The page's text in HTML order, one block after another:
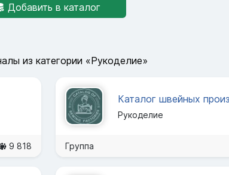
Добавить в каталог
из категории «Рукоделие»
9 818
Рукоделие
Группа